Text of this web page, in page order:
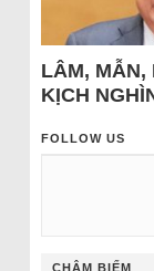
LÂM, MẪN,
KỊCH
FOLLOW US
CHÂM BIẾM